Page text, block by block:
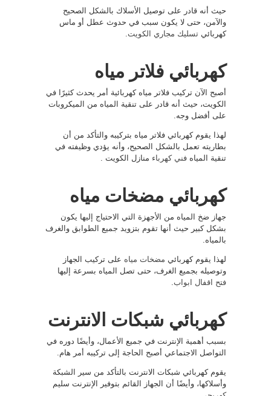
حيث أنه قادر على توصيل الأسلاك بالشكل الصحيح
والآمن، حتى لا يكون سبب في حدوث عطل أو ماس
كهربائي تسليك مجاري الكويت.
كهربائي فلاتر مياه
أصبح الآن تركيب فلاتر مياه كهربائية أمر يحدث كثيرًا في
الكويت، حيث أنه قادر على تنقية المياه من الميكروبات
على أفضل وجه.
لهذا يقوم كهربائي فلاتر مياه بتركيبه والتأكد من أن
بطاريته تعمل بالشكل الصحيح، وأنه يؤدي وظيفته في
تنقية المياه فني كهرباء منازل الكويت .
كهربائي مضخات مياه
جهاز ضخ المياه من الأجهزة التي الاحتياج إليها يكون
بشكل كبير حيث أنها تقوم بتزويد جميع الطوابق والغرف
بالمياه.
لهذا يقوم كهربائي مضخات مياه على تركيب الجهاز
وتوصيله بجميع الغرف، حتى تصل المياه بسرعة إليها
فتح اقفال ابواب.
كهربائي شبكات الانترنت
بسبب أهمية الإنترنت في جميع الأعمال، وأيضًا دوره في
التواصل الاجتماعي أصبح الحاجة إلى تركيبه أمر هام.
يقوم كهربائي شبكات الانترنت بالتأكد من سير الشبكة
وأسلاكها، وأيضًا أن الجهاز القائم بتوفير الإنترنت سليم